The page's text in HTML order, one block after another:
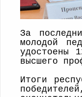
За
молодой
удостоены
высшего
Итоги